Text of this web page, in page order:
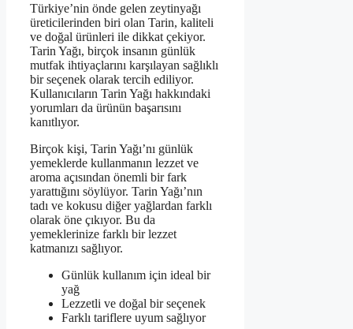
Türkiye’nin önde gelen zeytinyağı
üreticilerinden biri olan Tarin, kaliteli
ve doğal ürünleri ile dikkat çekiyor.
Tarin Yağı, birçok insanın günlük
mutfak ihtiyaçlarını karşılayan sağlıklı
bir seçenek olarak tercih ediliyor.
Kullanıcıların Tarin Yağı hakkındaki
yorumları da ürünün başarısını
kanıtlıyor.
Birçok kişi, Tarin Yağı’nı günlük
yemeklerde kullanmanın lezzet ve
aroma açısından önemli bir fark
yarattığını söylüyor. Tarin Yağı’nın
tadı ve kokusu diğer yağlardan farklı
olarak öne çıkıyor. Bu da
yemeklerinize farklı bir lezzet
katmanızı sağlıyor.
Günlük kullanım için ideal bir
yağ
Lezzetli ve doğal bir seçenek
Farklı tariflere uyum sağlıyor